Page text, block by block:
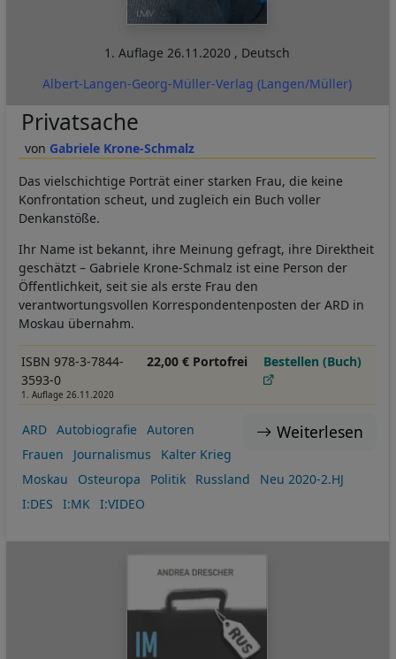
1. Auflage26.11.2020 , Deutsch
Albert-Langen-Georg-Müller-Verlag (Langen/Müller)
Gabriele Krone-Schmalz
Privatsache
Das vielschichtige Porträt einer starken Frau, die keine
Konfrontation scheut, und zugleich ein Buch voller
Denkanstöße.
Ihr Name ist bekannt, ihre Meinung gefragt, ihre Direktheit
geschätzt – Gabriele Krone-Schmalz ist eine Person der
Öffentlichkeit, seit sie als erste Frau den
verantwortungsvollen Korrespondentenposten der ARD in
Moskau übernahm.
ISBN 978-3-7844-
3593-0
1. Auflage 26.11.2020
22,00 € Portofrei Bestellen (Buch)
Weiterlesen
ARD Autobiografie
Autoren
Frauen
Journalismus
Kalter Krieg
Moskau
Osteuropa Politik Russland
Neu 2020-2.HJ
I:DES
I:MK I:VIDEO